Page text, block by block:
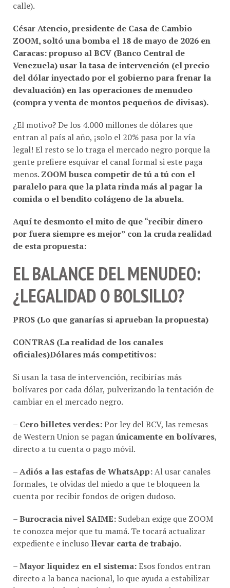
ZOOM, soltó una bomba el 18 de mayo de 2026 en
Caracas: propuso al BCV (Banco Central de
Venezuela) usar la tasa de intervención (el precio
del dólar inyectado por el gobierno para frenar la
devaluación) en las operaciones de menudeo
(compra y venta de montos pequeños de divisas).
entran al país al año, ¡solo el 20% pasa por la vía
legal! El resto se lo traga el mercado negro porque la
gente prefiere esquivar el canal formal si este paga
menos.ZOOM busca competir de tú a tú con el
paralelo para que la plata rinda más al pagar la
comida o el bendito colágeno de la abuela.
por fuera siempre es mejor” con la cruda realidad
de esta propuesta:
EL BALANCE DEL MENUDEO:
¿LEGALIDAD O BOLSILLO?
PROS (Lo que ganarías si aprueban la propuesta)
oficiales)Dólares más competitivos:
bolívares por cada dólar, pulverizando la tentación de
cambiar en el mercado negro.
de Western Union se paganúnicamente en bolívares
directo a tu cuenta o pago móvil.
formales, te olvidas del miedo a que te bloqueen la
cuenta por recibir fondos de origen dudoso.
te conozca mejor que tu mamá. Te tocará actualizar
expediente e inclusollevar carta de trabajo.
directo a la banca nacional, lo que ayuda a estabilizar
la economía donde todos hacemos mercado.